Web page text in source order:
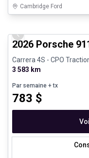
Cambridge Ford
Véhicules d'occasion
Previous slide
2026 Porsche
Carrera 4S - CPO
3 583 km
Par semaine + tx
783 $